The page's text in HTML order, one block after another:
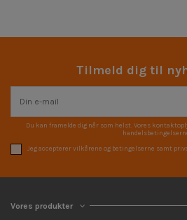
Tilmeld dig til
Du kan framelde dig når som helst. Vores
Jeg accepterer vilkårene og betingelserne samt
Vores produkter